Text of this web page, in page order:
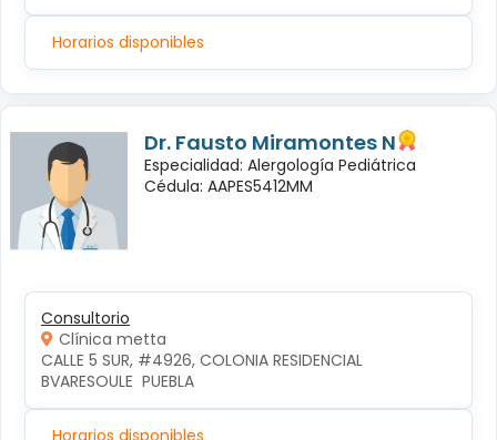
Horarios disponibles
Dr. Fausto Miramontes N
Especialidad: Alergología Pediátrica
Cédula: AAPES5412MM
Consultorio
Clínica metta
CALLE 5 SUR, #4926, COLONIA RESIDENCIAL
BVARESOULE  PUEBLA
Horarios disponibles